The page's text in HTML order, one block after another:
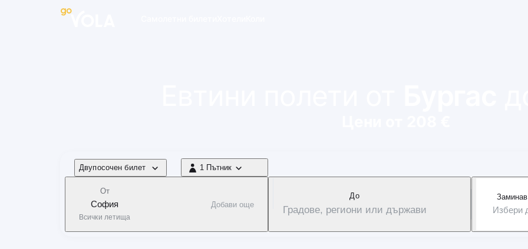
навигацията
Тип полет
Двупосочен билет 1 Пътник
1 Пътник
От
София
Всички летища
Добави още
Дo
Градове, региони или държави Избери